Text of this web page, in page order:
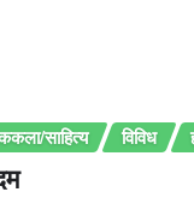
साहित्य विविध